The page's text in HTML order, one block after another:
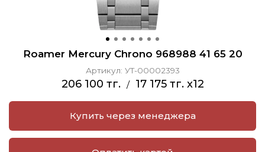
Roamer Mercury Chrono 968988 41 65 20
Артикул: УТ-00002393
206 100 тг. / 17 175 тг. x12
Купить через менеджера